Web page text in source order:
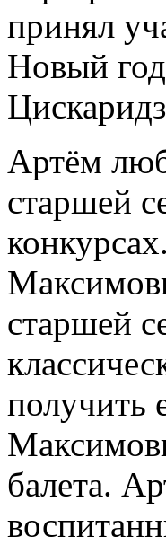
принял
Новый
Артём
старшей
старшей
получить
балета.